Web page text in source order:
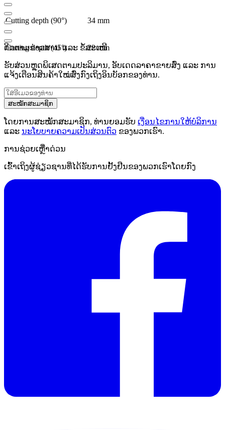
Cutting depth (90°) 34 mm
Cutting depth (45°) 22 mm
ຕິດຕາມຂ່າວສານ ແລະ ຂໍ້ສະເໜີ
ຮັບສ່ວນຫຼຸດພິເສດຕາມປະລິມານ, ອັບເດດລາຄາຂາຍສົ່ງ ແລະ ການ
ແຈ້ງເຕືອນສິນຄ້າໃໝ່ສົ່ງກົງເຖິງອິນບັອກຂອງທ່ານ.
ສະໝັກສະມາຊິກ
ໂດຍການສະໝັກສະມາຊິກ, ທ່ານຍອມຮັບ ເງື່ອນໄຂການໃຫ້ບໍລິການ
ແລະ ນະໂຍບາຍຄວາມເປັນສ່ວນຕົວ ຂອງພວກເຮົາ.
ການຊ່ວຍເຫຼືໍາດ່ວນ
ເຂົ້າເຖິງຜູ້ຊ່ຽວຊານທີ່ໄດ້ຮັບການຢັ້ງຢືນຂອງພວກເຮົາໂດຍກົງ